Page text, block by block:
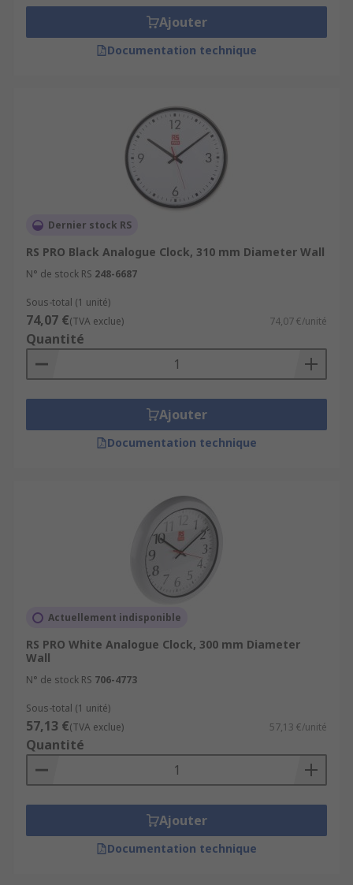
Ajouter
Documentation technique
Dernier stock RS
RS PRO Black Analogue Clock, 310 mm Diameter Wall
N° de stock RS 248-6687
Sous-total (1 unité)
74,07 €(TVA exclue) 74,07 €/unité
Quantité
Ajouter
Documentation technique
Actuellement indisponible
RS PRO White Analogue Clock, 300 mm Diameter
Wall
N° de stock RS 706-4773
Sous-total (1 unité)
57,13 €(TVA exclue) 57,13 €/unité
Quantité
Ajouter
Documentation technique